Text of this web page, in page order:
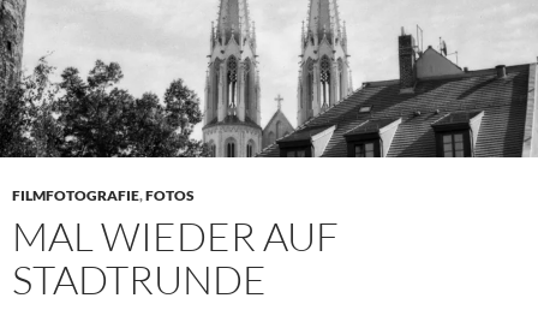
FILMFOTOGRAFIE,FOTOS
MAL WIEDER AUF
STADTRUNDE